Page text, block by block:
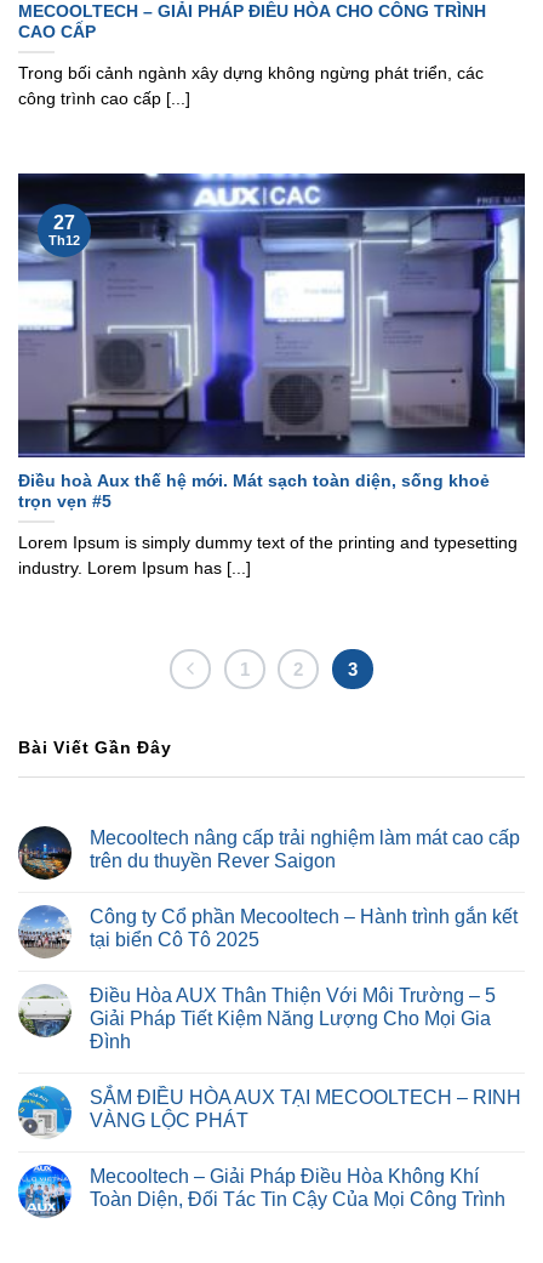
MECOOLTECH – GIẢI PHÁP ĐIỀU HÒA CHO CÔNG TRÌNH
CAO CẤP
Trong bối cảnh ngành xây dựng không ngừng phát triển, các
công trình cao cấp [...]
Điều hoà Aux thế hệ mới. Mát sạch toàn diện, sống khoẻ
trọn vẹn #5
Lorem Ipsum is simply dummy text of the printing and typesetting
industry. Lorem Ipsum has [...]
27
Th12
1 2 3
Bài Viết Gần Đây
Mecooltech nâng cấp trải nghiệm làm mát cao cấp
trên du thuyền Rever Saigon
Công ty Cổ phần Mecooltech – Hành trình gắn kết
tại biển Cô Tô 2025
Điều Hòa AUX Thân Thiện Với Môi Trường – 5
Giải Pháp Tiết Kiệm Năng Lượng Cho Mọi Gia
Đình
SẮM ĐIỀU HÒA AUX TẠI MECOOLTECH – RINH
VÀNG LỘC PHÁT
Mecooltech – Giải Pháp Điều Hòa Không Khí
Toàn Diện, Đối Tác Tin Cậy Của Mọi Công Trình